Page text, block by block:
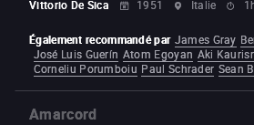
Vittorio De Sica 1951 Italie
Également recommandé par James Gray
José Luis Guerín Atom Egoyan Aki
Corneliu Porumboiu Paul Schrader Sean
Amarcord